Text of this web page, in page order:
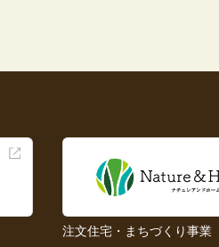
注文住宅・まちづくり事業